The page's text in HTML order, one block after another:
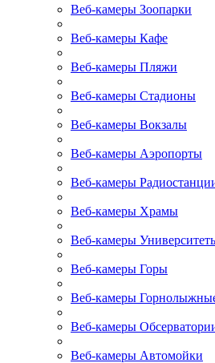
Веб-камеры Зоопарки
Веб-камеры Кафе
Веб-камеры Пляжи
Веб-камеры Стадионы
Веб-камеры Вокзалы
Веб-камеры Аэропорты
Веб-камеры
Веб-камеры Храмы
Веб-камеры
Веб-камеры Горы
Веб-камеры
Веб-камеры
Веб-камеры Автомойки